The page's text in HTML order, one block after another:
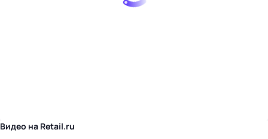
Видео на Retail.ru